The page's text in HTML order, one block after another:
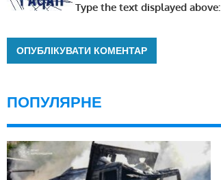
Type the text displayed above:
ПОПУЛЯРНЕ